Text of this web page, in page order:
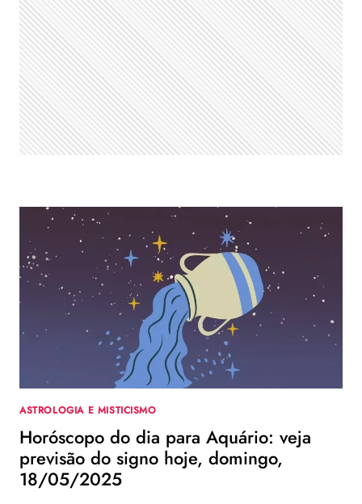
PREVISÃO
DO
SIGNO
HOJE,
SEGUNDA,
19/05/2025
ASTROLOGIA E MISTICISMO
Horóscopo do dia para Aquário: veja
previsão do signo hoje, domingo,
18/05/2025